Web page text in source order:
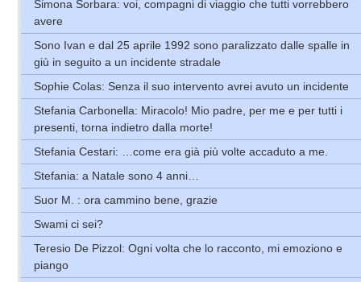
Simona Sorbara: voi, compagni di viaggio che tutti vorrebbero
avere
Sono Ivan e dal 25 aprile 1992 sono paralizzato dalle spalle in
giù in seguito a un incidente stradale
Sophie Colas: Senza il suo intervento avrei avuto un incidente
Stefania Carbonella: Miracolo! Mio padre, per me e per tutti i
presenti, torna indietro dalla morte!
Stefania Cestari: …come era già più volte accaduto a me.
Stefania: a Natale sono 4 anni…
Suor M. : ora cammino bene, grazie
Swami ci sei?
Teresio De Pizzol: Ogni volta che lo racconto, mi emoziono e
piango